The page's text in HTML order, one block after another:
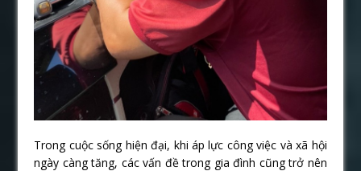
Trong cuộc sống hiện đại, khi áp lực công việc và xã hội
ngày càng tăng, các vấn đề trong gia đình cũng trở nên